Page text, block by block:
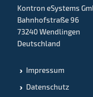
Kontron eSystems
Bahnhofstraße 96
73240 Wendlingen
Deutschland
Impressum
Datenschutz